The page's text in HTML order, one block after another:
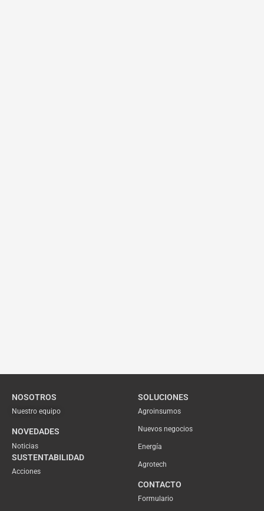
NOSOTROS
Nuestro equipo
NOVEDADES
Noticias
SUSTENTABILIDAD
Acciones
SOLUCIONES
Agroinsumos
Nuevos negocios
Energía
Agrotech
CONTACTO
Formulario